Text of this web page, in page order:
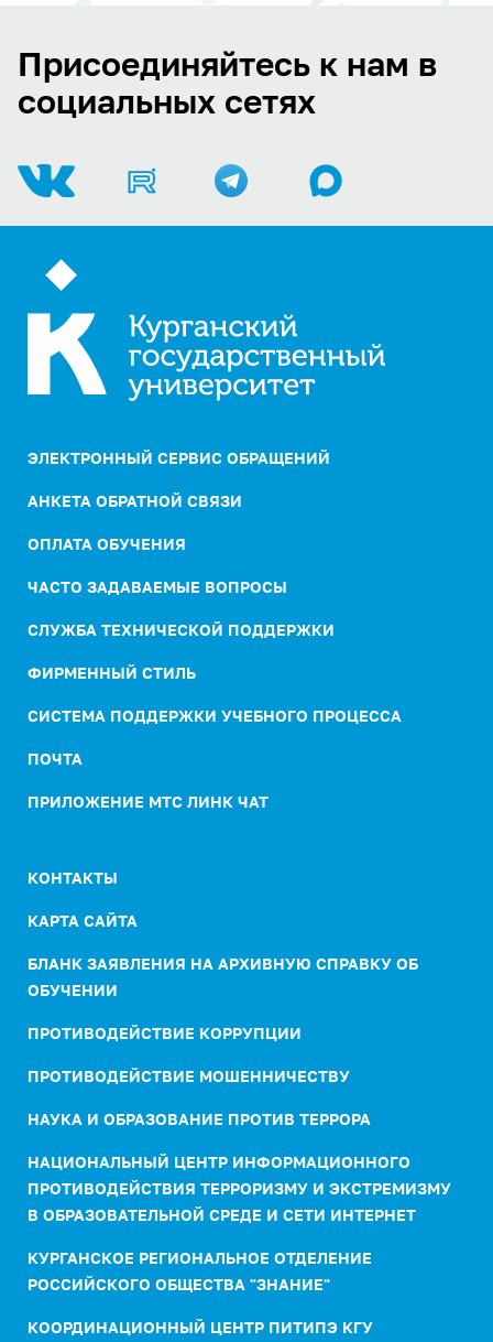
Присоединяйтесь к нам в
социальных сетях
ЭЛЕКТРОННЫЙ СЕРВИС ОБРАЩЕНИЙ
АНКЕТА ОБРАТНОЙ СВЯЗИ
ОПЛАТА ОБУЧЕНИЯ
ЧАСТО ЗАДАВАЕМЫЕ ВОПРОСЫ
СЛУЖБА ТЕХНИЧЕСКОЙ ПОДДЕРЖКИ
ФИРМЕННЫЙ СТИЛЬ
СИСТЕМА ПОДДЕРЖКИ УЧЕБНОГО ПРОЦЕССА
ПОЧТА
ПРИЛОЖЕНИЕ МТС ЛИНК ЧАТ
КОНТАКТЫ
КАРТА САЙТА
БЛАНК ЗАЯВЛЕНИЯ НА АРХИВНУЮ СПРАВКУ ОБ
ОБУЧЕНИИ
ПРОТИВОДЕЙСТВИЕ КОРРУПЦИИ
ПРОТИВОДЕЙСТВИЕ МОШЕННИЧЕСТВУ
НАУКА И ОБРАЗОВАНИЕ ПРОТИВ ТЕРРОРА
НАЦИОНАЛЬНЫЙ ЦЕНТР ИНФОРМАЦИОННОГО
ПРОТИВОДЕЙСТВИЯ ТЕРРОРИЗМУ И ЭКСТРЕМИЗМУ
В ОБРАЗОВАТЕЛЬНОЙ СРЕДЕ И СЕТИ ИНТЕРНЕТ
КУРГАНСКОЕ РЕГИОНАЛЬНОЕ ОТДЕЛЕНИЕ
РОССИЙСКОГО ОБЩЕСТВА "ЗНАНИЕ"
КООРДИНАЦИОННЫЙ ЦЕНТР ПИТИПЭ КГУ